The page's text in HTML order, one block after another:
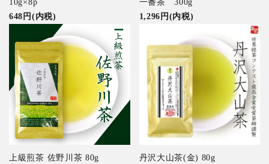
10g×8p
648円(内税)
一番茶 300g
1,296円(内税)
上級煎茶 佐野川茶 80g
丹沢大山茶(金) 80g